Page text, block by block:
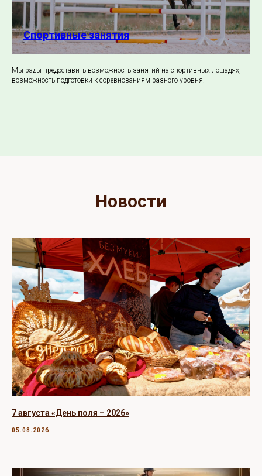
Спортивные занятия
Мы рады предоставить возможность занятий на спортивных лошадях,
возможность подготовки к соревнованиям разного уровня.
Новости
7 августа «День поля – 2026»
05.08.2026